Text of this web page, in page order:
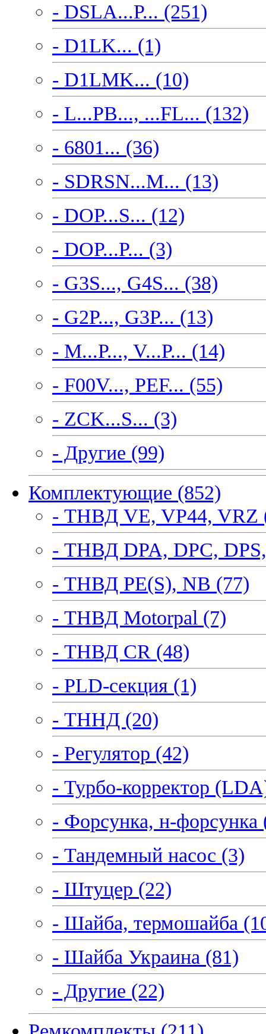
- DSLA...P... (251)
- D1LK... (1)
- D1LMK... (10)
- L...PB..., ...FL... (132)
- 6801... (36)
- SDRSN...M... (13)
- DOP...S... (12)
- DOP...P... (3)
- G3S..., G4S... (38)
- G2P..., G3P... (13)
- M...P..., V...P... (14)
- F00V..., PEF... (55)
- ZCK...S... (3)
- Другие (99)
Комплектующие (852)
- ТНВД VE, VP44, VRZ
- ТНВД DPA, DPC,
- ТНВД PE(S), NB (77)
- ТНВД Motorpal (7)
- ТНВД CR (48)
- PLD-секция (1)
- ТННД (20)
- Регулятор (42)
- Турбо-корректор
- Форсунка, н-форсунка
- Тандемный насос (3)
- Штуцер (22)
- Шайба, термошайба
- Шайба Украина (81)
- Другие (22)